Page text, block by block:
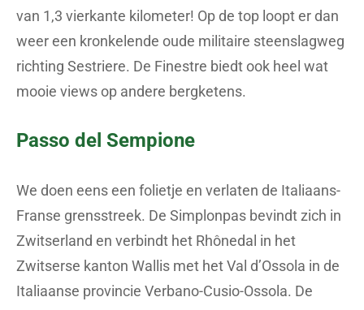
van 1,3 vierkante kilometer! Op de top loopt er dan
weer een kronkelende oude militaire steenslagweg
richting Sestriere. De Finestre biedt ook heel wat
mooie views op andere bergketens.
Passo del Sempione
We doen eens een folietje en verlaten de Italiaans-
Franse grensstreek. De Simplonpas bevindt zich in
Zwitserland en verbindt het Rhônedal in het
Zwitserse kanton Wallis met het Val d’Ossola in de
Italiaanse provincie Verbano-Cusio-Ossola. De